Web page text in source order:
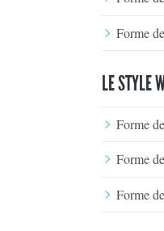
Forme
LE STYLE
Forme
Forme
Forme